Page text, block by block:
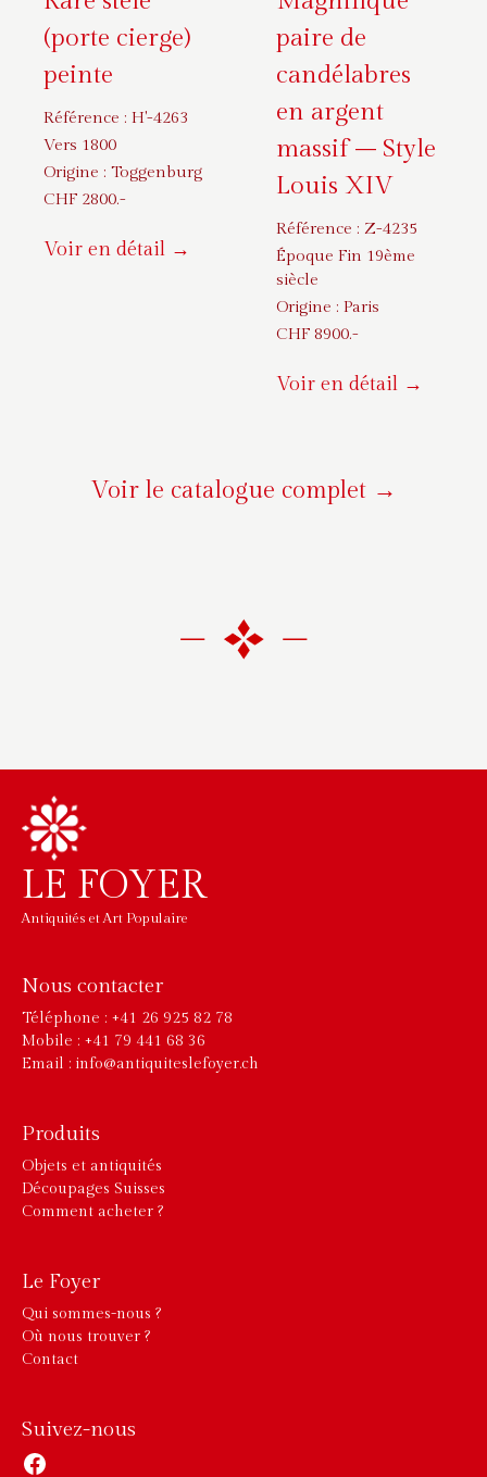
(porte cierge)
peinte
Référence : H'-4263
Vers 1800
Origine : Toggenburg
CHF 2800.-
Voir en détail →
paire de
candélabres
en argent
massif – Style
Louis XIV
Référence : Z-4235
Époque Fin 19ème
siècle
Origine : Paris
CHF 8900.-
Voir en détail →
Voir le catalogue complet →
LE FOYER
Antiquités et Art Populaire
Nous contacter
Téléphone : +41 26 925 82 78
Mobile : +41 79 441 68 36
Email : info@antiquiteslefoyer.ch
Produits
Objets et antiquités
Découpages Suisses
Comment acheter ?
Le Foyer
Qui sommes-nous ?
Où nous trouver ?
Contact
Suivez-nous
Facebook